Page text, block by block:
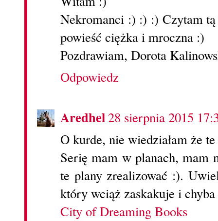
Nekromanci :) :) :) Czytam
powieść ciężka i mroczna :)
Pozdrawiam, Dorota
Odpowiedz
Aredhel28 sierpnia 2015
O kurde, nie wiedziałam że
Serię mam w planach, mam
te plany zrealizować :).
który wciąż zaskakuje i
City of Dreaming Books